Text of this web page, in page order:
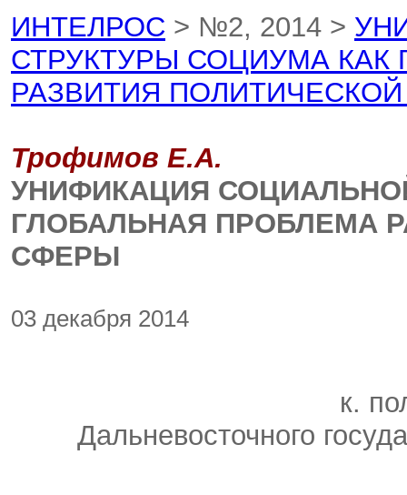
ИНТЕЛРОС > №2, 2014 >
СТРУКТУРЫ СОЦИУМА КАК
РАЗВИТИЯ
Трофимов Е.А.
УНИФИКАЦИЯ
ГЛОБАЛЬНАЯ ПРОБЛЕМА
СФЕРЫ
03 декабря 2014
к.
Дальневосточного